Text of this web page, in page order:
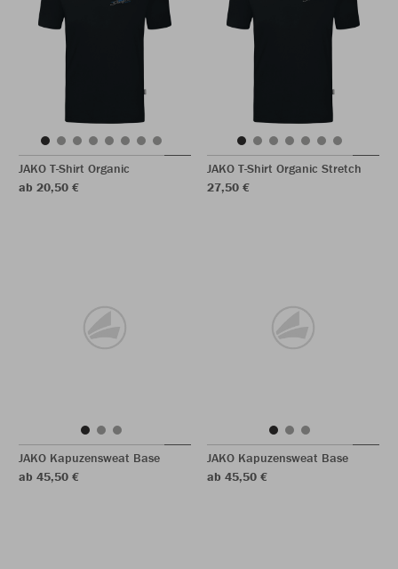
JAKO T-Shirt Organic
ab 20,50 €
JAKO T-Shirt Organic Stretch
27,50 €
JAKO Kapuzensweat Base
ab 45,50 €
JAKO Kapuzensweat Base
ab 45,50 €